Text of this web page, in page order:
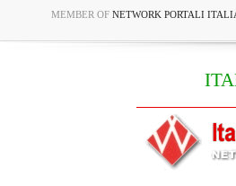
MEMBER OF NETWORK PORTALI